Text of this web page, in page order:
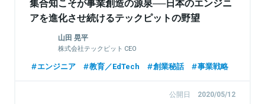
アを進化させ続けるテックピットの野望
山田 晃平
株式会社テックピット CEO
エンジニア 教育／EdTech 創業秘話 事業戦略
公開日 2020/05/12